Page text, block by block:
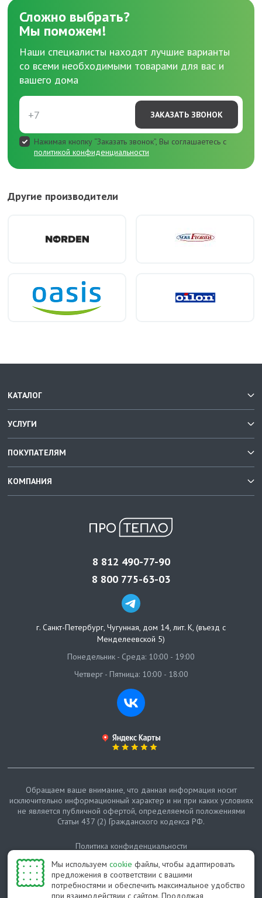
Сложно выбрать?
Мы поможем!
Наши специалисты находят лучшие варианты
со всеми необходимыми товарами для вас и
вашего дома
ЗАКАЗАТЬ ЗВОНОК
Нажимая кнопку “Заказать звонок”, Вы соглашаетесь с
политикой конфиденциальности
Другие производители
Мы используем cookie файлы, чтобы адаптировать
предложения в соответствии с вашими
потребностями и обеспечить максимальное удобство
при взаимодействии с сайтом. Продолжая
КАТАЛОГ
УСЛУГИ
ПОКУПАТЕЛЯМ
КОМПАНИЯ
8 812 490-77-90
8 800 775-63-03
г. Санкт-Петербург, Чугунная, дом 14, лит. К, (въезд с
Менделеевской 5)
Понедельник - Среда: 10:00 - 19:00
Четверг - Пятница: 10:00 - 18:00
© Протепло-СПб, 2011-2026
Обращаем ваше внимание, что данная информация носит
исключительно информационный характер и ни при каких условиях
не является публичной офертой, определяемой положениями
Статьи 437 (2) Гражданского кодекса РФ.
Политика конфиденциальности
Карта сайта